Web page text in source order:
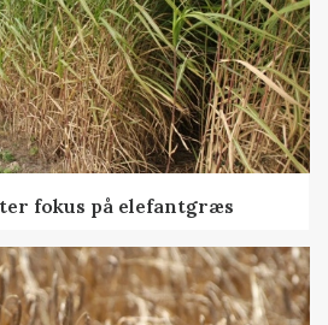
fokus på elefantgræs